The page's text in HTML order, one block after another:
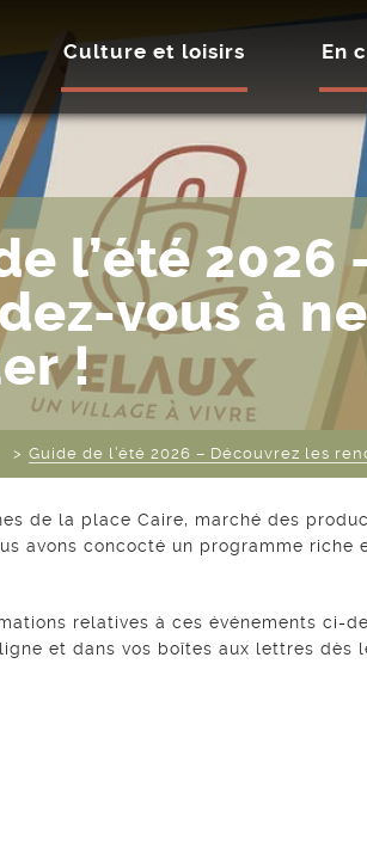
Culture et loisirs En
l’été 2026
vous à
!
Guide de l’été 2026 – Découvrez les
de la place Caire, marché des
avons concocté un programme riche
relatives à ces événements ci-
et dans vos boîtes aux lettres dès